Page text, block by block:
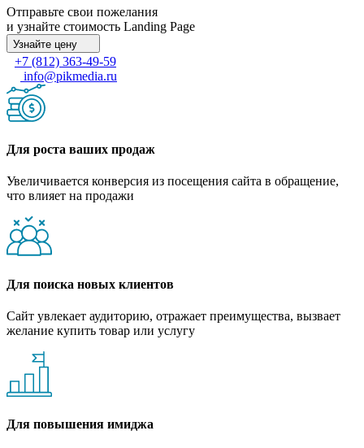
Отправьте свои пожелания
и узнайте стоимость Landing Page
Узнайте цену
+7 (812) 363-49-59
info@pikmedia.ru
Для роста ваших продаж
Увеличивается конверсия из посещения сайта в обращение,
что влияет на продажи
Для поиска новых клиентов
Сайт увлекает аудиторию, отражает преимущества, вызвает
желание купить товар или услугу
Для повышения имиджа